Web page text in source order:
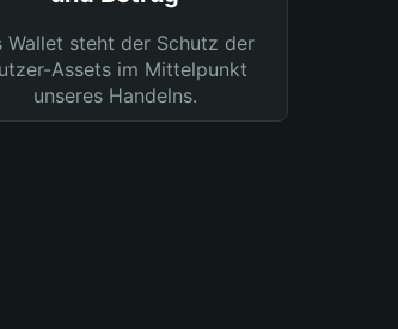
Wallet steht der Schutz der
Assets im Mittelpunkt
unseres Handelns.